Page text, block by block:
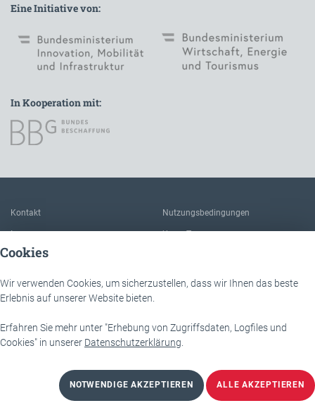
Eine Initiative von:
In Kooperation mit:
Cookies
Wir verwenden Cookies, um sicherzustellen, dass wir Ihnen das beste
Erlebnis auf unserer Website bieten.
Erfahren Sie mehr unter "Erhebung von Zugriffsdaten, Logfiles und
Cookies" in unserer Datenschutzerklärung
NOTWENDIGE AKZEPTIEREN ALLE AKZEPTIEREN
Kontakt
Impressum
FAQ
Barrierefreiheit
Nutzungsbedingungen
Unser Team
IÖB - Servicestelle
Lassallestraße 9b